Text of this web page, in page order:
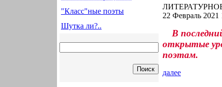
"Класс"ные поэты
Шутка ли?..
22 Февраль 2021
В
открытые
поэтам.
далее